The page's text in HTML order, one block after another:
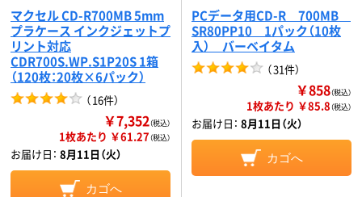
マクセル CD-R700MB 5mm
プラケース インクジェットプ
リント対応
CDR700S.WP.S1P20S 1箱
（120枚：20枚×6パック）
（16件）
￥7,352（税込）
1枚あたり ￥61.27（税込）
お届け日： 8月11日（火）
カゴへ
PCデータ用CD-R 700MB
SR80PP10 1パック（10枚
入） バーベイタム
（31件）
￥858（税込）
1枚あたり ￥85.8（税込）
お届け日： 8月11日（火）
カゴへ